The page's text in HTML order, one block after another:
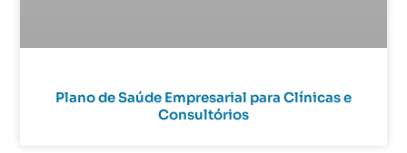
Plano de Saúde Empresarial para Clínicas e
Consultórios